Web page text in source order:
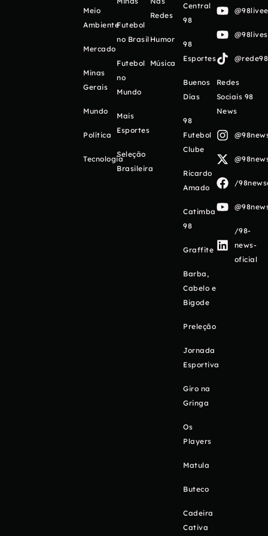
Meio
Ambiente
Mercado
Minas
Gerais
Mundo
Política
Tecnologia
Futebol
no Brasil
Futebol
no
Mundo
Mais
Esportes
Seleção
Brasileira
Redes
Humor
Música
Central
98
98
Esportes
Buenos
Días
98
Futebol
Clube
Ricardo
Amado
Catimba
98
Graffite
Barba,
Cabelo e
Bigode
Preleção
Jornada
Esportiva
Giro na
Gringa
Os
Players
Matula
Buteco
Cadeira
Cativa
Redes
Sociais 98
News
/
/98-
news-
oficial